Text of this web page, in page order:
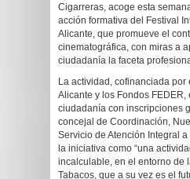
Cigarreras, acoge esta
acción formativa del Festival
Alicante, que promueve el
cinematográfica, con miras a
ciudadanía la faceta
La actividad, cofinanciada por
Alicante y los Fondos FEDER,
ciudadanía con inscripciones
concejal de Coordinación,
Servicio de Atención Integral
la iniciativa como “una
incalculable, en el entorno de
Tabacos, que a su vez es el